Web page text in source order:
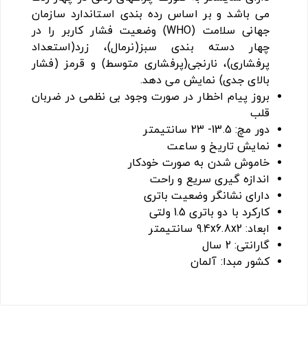
می باشد و بر اساس رده بندی استاندارد سازمان
جهانی سلامت (WHO) وضعیت فشار کاربر را در
چهار دسته بندی سبز(نرمال)، زرد(استعداد
پرفشاری)، نارنجی(پرفشاری متوسط) و قرمز (فشار
بالای جدی) نمایش می دهد.
بروز پیام اخطار در صورت وجود بی نظمی در ضربان
قلب
دور مچ: 13.5- 23 سانتیمتر
نمایش تاریخ و ساعت
خاموش شدن به صورت خودکار
اندازه گیری سریع و راحت
دارای نشانگر وضعیت باتری
کارکرد با دو باتری 1.5 ولتی
ابعاد: 9.4x6.8x2 سانتیمتر
گارانتی: 2 سال
کشور مبدا: آلمان